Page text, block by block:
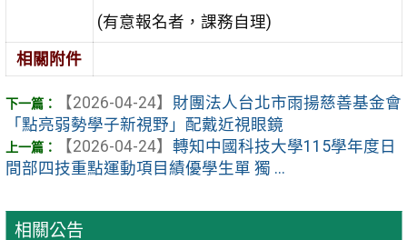
相關公告
(有意報名者，課務自理)
相關附件
【2026-04-24】 財團法人台北市雨揚慈善基金會
「點亮弱勢學子新視野」配戴近視眼鏡
【2026-04-24】 轉知中國科技大學115學年度日
間部四技重點運動項目績優學生單 獨 ...